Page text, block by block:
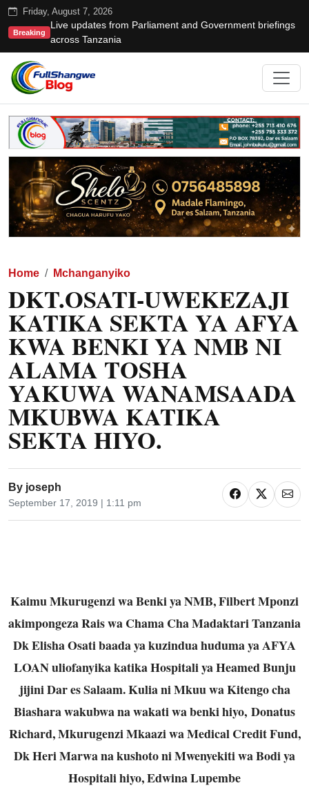
Friday, August 7, 2026
Breaking
Live updates from Parliament and Government briefings
across Tanzania
Home Mchanganyiko
DKT.OSATI-UWEKEZAJI
KATIKA SEKTA YA AFYA
KWA BENKI YA NMB NI
ALAMA TOSHA
YAKUWA WANAMSAADA
MKUBWA KATIKA
SEKTA HIYO.
By joseph
September 17, 2019 | 1:11 pm
Kaimu Mkurugenzi wa Benki ya NMB, Filbert Mponzi
akimpongeza Rais wa Chama Cha Madaktari Tanzania
Dk Elisha Osati baada ya kuzindua huduma ya AFYA
LOAN uliofanyika katika Hospitali ya Heamed Bunju
jijini Dar es Salaam. Kulia ni Mkuu wa Kitengo cha
Biashara wakubwa na wakati wa benki hiyo, Donatus
Richard, Mkurugenzi Mkaazi wa Medical Credit Fund,
Dk Heri Marwa na kushoto ni Mwenyekiti wa Bodi ya
Hospitali hiyo, Edwina Lupembe